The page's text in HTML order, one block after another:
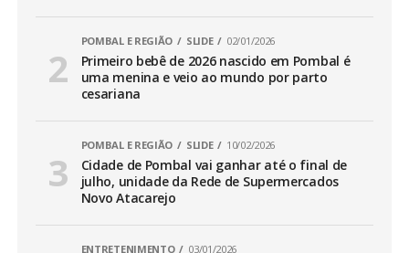
POMBAL E REGIÃO SLIDE 02/01/2026
Primeiro bebê de 2026 nascido em Pombal é
uma menina e veio ao mundo por parto
cesariana
POMBAL E REGIÃO SLIDE 10/02/2026
Cidade de Pombal vai ganhar até o final de
julho, unidade da Rede de Supermercados
Novo Atacarejo
ENTRETENIMENTO 03/01/2026